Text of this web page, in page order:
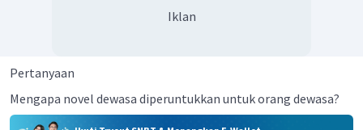
Iklan
Pertanyaan
Mengapa novel dewasa diperuntukkan untuk orang dewasa?